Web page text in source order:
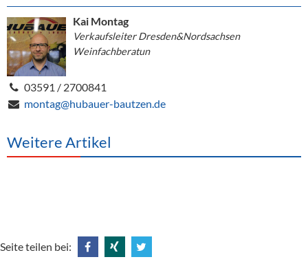
Kai Montag
Verkaufsleiter Dresden&Nordsachsen
Weinfachberatun
03591 / 2700841
montag@hubauer-bautzen.de
Weitere Artikel
Seite teilen bei: